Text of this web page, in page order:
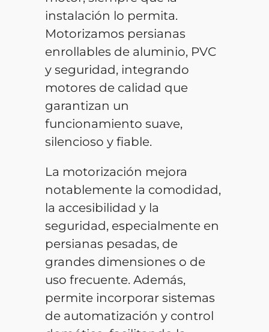
instalación lo permita.
Motorizamos persianas
enrollables de aluminio, PVC
y seguridad, integrando
motores de calidad que
garantizan un
funcionamiento suave,
silencioso y fiable.
La motorización mejora
notablemente la comodidad,
la accesibilidad y la
seguridad, especialmente en
persianas pesadas, de
grandes dimensiones o de
uso frecuente. Además,
permite incorporar sistemas
de automatización y control